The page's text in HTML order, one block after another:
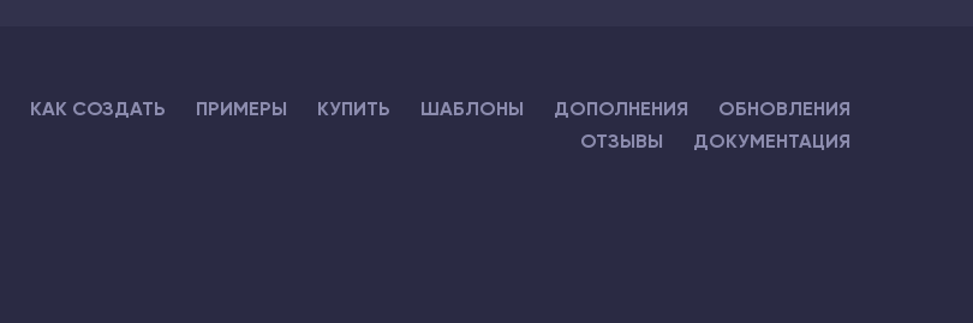
КАК СОЗДАТЬ ПРИМЕРЫ КУПИТЬ ШАБЛОНЫ ДОПОЛНЕНИЯ
ОБНОВЛЕНИЯ
ОТЗЫВЫ
ДОКУМЕНТАЦИЯ